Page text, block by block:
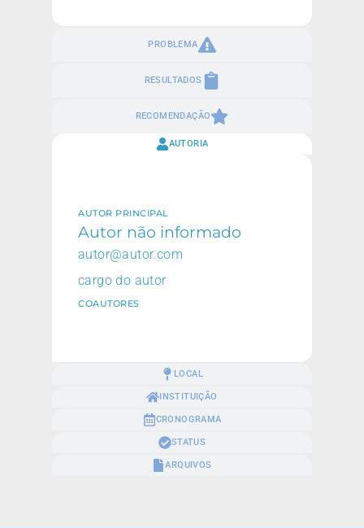
PROBLEMA
RESULTADOS
RECOMENDAÇÃO
AUTORIA
LOCAL
INSTITUIÇÃO
CRONOGRAMA
STATUS
ARQUIVOS
AUTOR PRINCIPAL
Autor não informado
autor@autor.com
cargo do autor
COAUTORES